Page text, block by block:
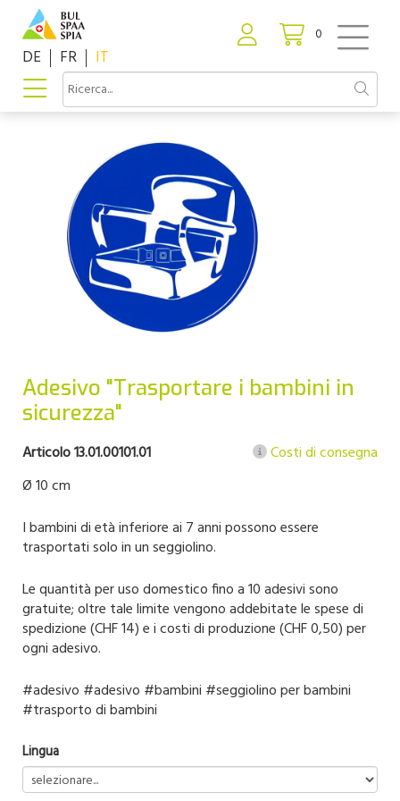
0
DE FR IT
Adesivo "Trasportare i bambini in
sicurezza"
Articolo 13.01.00101.01
Costi di consegna
Ø 10 cm
I bambini di età inferiore ai 7 anni possono essere
trasportati solo in un seggiolino.
Le quantità per uso domestico fino a 10 adesivi sono
gratuite; oltre tale limite vengono addebitate le spese di
spedizione (CHF 14) e i costi di produzione (CHF 0,50) per
ogni adesivo.
#adesivo #adesivo #bambini #seggiolino per bambini
#trasporto di bambini
Lingua